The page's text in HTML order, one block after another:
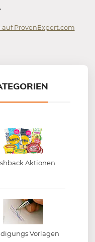
ProvenExpert.com
Aktionen
Vorlagen